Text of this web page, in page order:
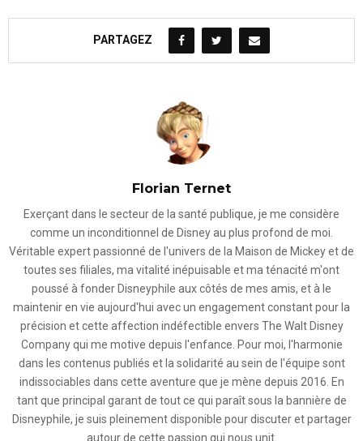
PARTAGEZ
Florian Ternet
Exerçant dans le secteur de la santé publique, je me considère
comme un inconditionnel de Disney au plus profond de moi.
Véritable expert passionné de l'univers de la Maison de Mickey et de
toutes ses filiales, ma vitalité inépuisable et ma ténacité m'ont
poussé à fonder Disneyphile aux côtés de mes amis, et à le
maintenir en vie aujourd'hui avec un engagement constant pour la
précision et cette affection indéfectible envers The Walt Disney
Company qui me motive depuis l'enfance. Pour moi, l'harmonie
dans les contenus publiés et la solidarité au sein de l'équipe sont
indissociables dans cette aventure que je mène depuis 2016. En
tant que principal garant de tout ce qui paraît sous la bannière de
Disneyphile, je suis pleinement disponible pour discuter et partager
autour de cette passion qui nous unit.